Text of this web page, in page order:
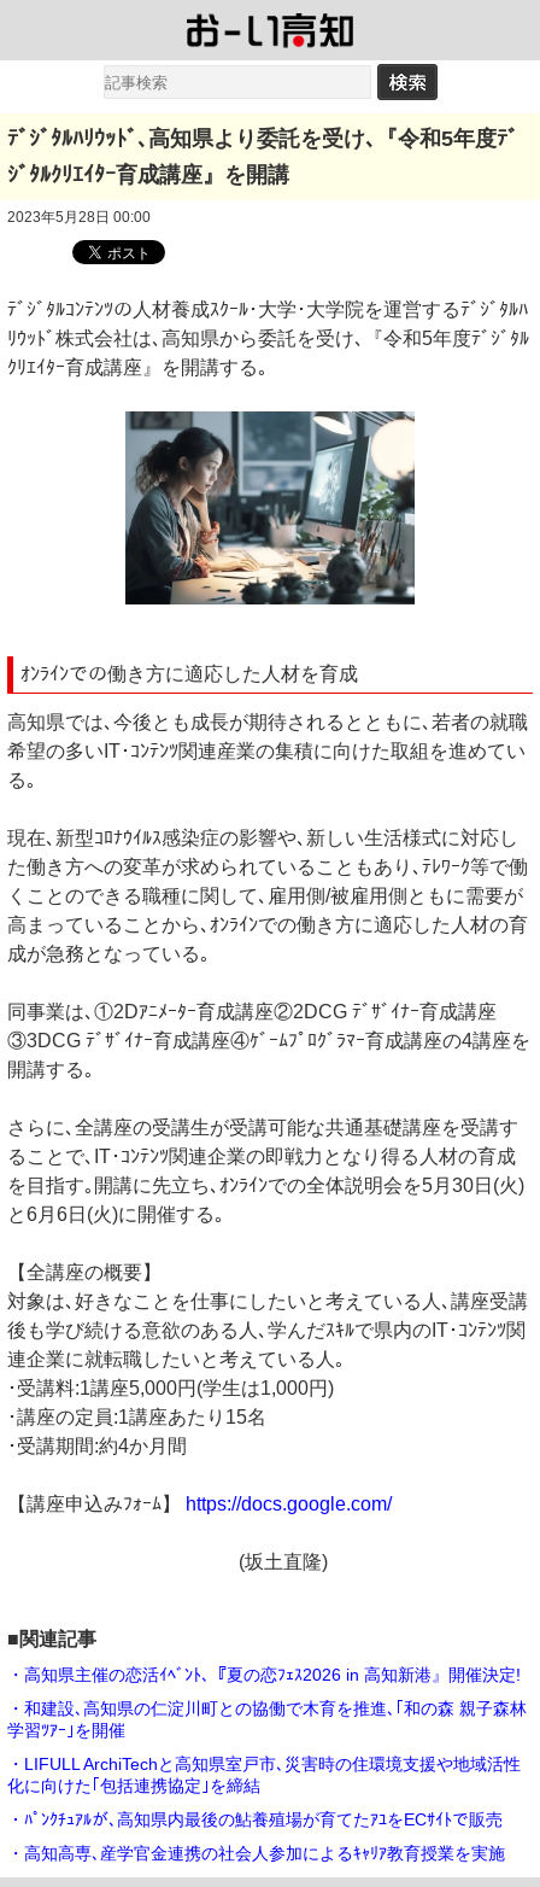
ﾃﾞｼﾞﾀﾙﾊﾘｳｯﾄﾞ､高知県より委託を受け､『令和5年度ﾃﾞ
ｼﾞﾀﾙｸﾘｴｲﾀｰ育成講座』を開講
2023年5月28日 00:00
ﾃﾞｼﾞﾀﾙｺﾝﾃﾝﾂの人材養成ｽｸｰﾙ･大学･大学院を運営するﾃﾞｼﾞﾀﾙﾊ
ﾘｳｯﾄﾞ株式会社は､高知県から委託を受け､『令和5年度ﾃﾞｼﾞﾀﾙ
ｸﾘｴｲﾀｰ育成講座』を開講する｡
ｵﾝﾗｲﾝでの働き方に適応した人材を育成
高知県では､今後とも成長が期待されるとともに､若者の就職
希望の多いIT･ｺﾝﾃﾝﾂ関連産業の集積に向けた取組を進めてい
る｡
現在､新型ｺﾛﾅｳｲﾙｽ感染症の影響や､新しい生活様式に対応し
た働き方への変革が求められていることもあり､ﾃﾚﾜｰｸ等で働
くことのできる職種に関して､雇用側/被雇用側ともに需要が
高まっていることから､ｵﾝﾗｲﾝでの働き方に適応した人材の育
成が急務となっている｡
同事業は､①2Dｱﾆﾒｰﾀｰ育成講座②2DCG ﾃﾞｻﾞｲﾅｰ育成講座
③3DCG ﾃﾞｻﾞｲﾅｰ育成講座④ｹﾞｰﾑﾌﾟﾛｸﾞﾗﾏｰ育成講座の4講座を
開講する｡
さらに､全講座の受講生が受講可能な共通基礎講座を受講す
ることで､IT･ｺﾝﾃﾝﾂ関連企業の即戦力となり得る人材の育成
を目指す｡開講に先立ち､ｵﾝﾗｲﾝでの全体説明会を5月30日(火)
と6月6日(火)に開催する｡
【全講座の概要】
対象は､好きなことを仕事にしたいと考えている人､講座受講
後も学び続ける意欲のある人､学んだｽｷﾙで県内のIT･ｺﾝﾃﾝﾂ関
連企業に就転職したいと考えている人｡
･受講料:1講座5,000円(学生は1,000円)
･講座の定員:1講座あたり15名
･受講期間:約4か月間
【講座申込みﾌｫｰﾑ】 https://docs.google.com/
(坂土直隆)
■関連記事
・高知県主催の恋活ｲﾍﾞﾝﾄ､『夏の恋ﾌｪｽ2026 in 高知新港』開催決定!
・和建設､高知県の仁淀川町との協働で木育を推進､｢和の森 親子森林
学習ﾂｱｰ｣を開催
・LIFULL ArchiTechと高知県室戸市､災害時の住環境支援や地域活性
化に向けた｢包括連携協定｣を締結
・ﾊﾟﾝｸﾁｭｱﾙが､高知県内最後の鮎養殖場が育てたｱﾕをECｻｲﾄで販売
・高知高専､産学官金連携の社会⼈参加によるｷｬﾘｱ教育授業を実施